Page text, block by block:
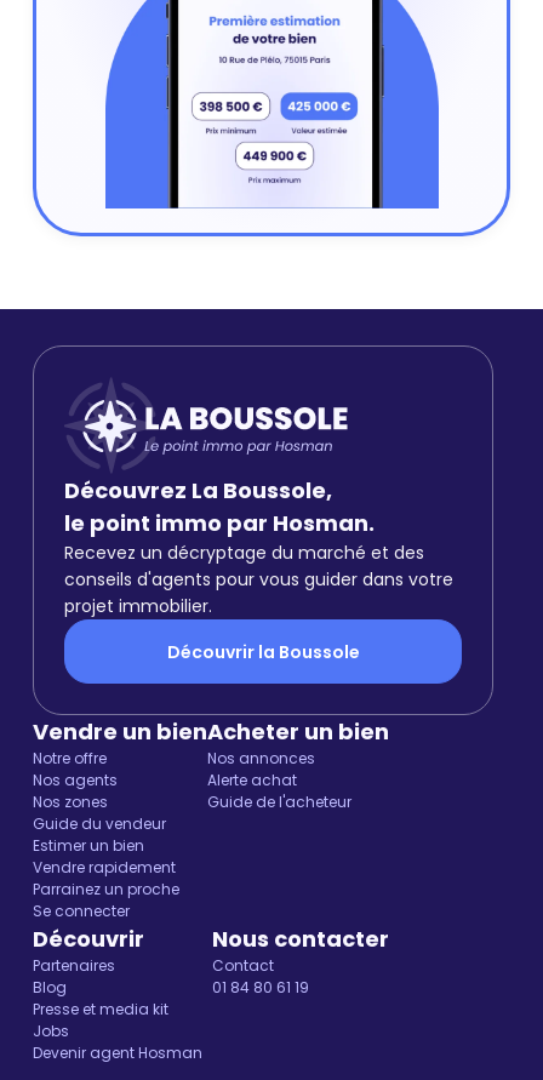
Découvrez La Boussole,
le point immo par Hosman.
Recevez un décryptage du marché et des
conseils d'agents pour vous guider dans votre
projet immobilier.
Découvrir la Boussole
Vendre un bien
Notre offre
Nos agents
Nos zones
Guide du vendeur
Estimer un bien
Vendre rapidement
Parrainez un proche
Se connecter
Acheter un bien
Nos annonces
Alerte achat
Guide de l'acheteur
Découvrir
Partenaires
Blog
Presse et media kit
Jobs
Devenir agent Hosman
Nous contacter
Contact
01 84 80 61 19